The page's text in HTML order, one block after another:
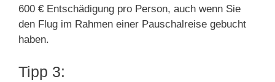
600 € Entschädigung pro Person, auch wenn Sie
den Flug im Rahmen einer Pauschalreise gebucht
haben.
Tipp 3: